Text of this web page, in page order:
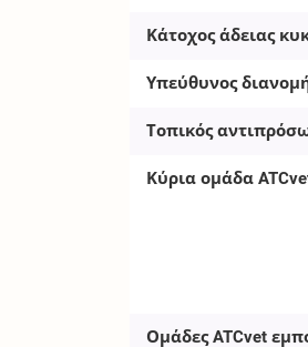
Κάτοχος άδειας
Υπεύθυνος
Τοπικός
Κύρια ομάδα
Ομάδες ATCvet